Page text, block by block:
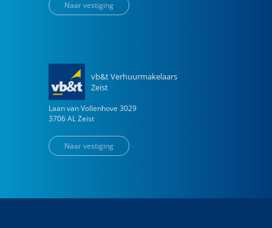
Naar vestiging
vb&t Verhuurmakelaars
Zeist
Laan van Vollenhove 3029
3706 AL Zeist
Naar vestiging